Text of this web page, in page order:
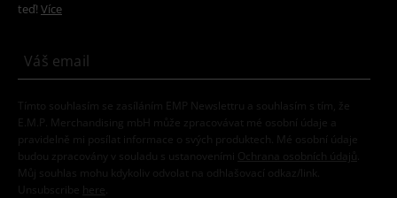
teď! Více
Tímto souhlasím se zasíláním EMP Newslettru a souhlasím s tím, že
E.M.P. Merchandising mbH může zpracovávat mé osobní údaje a
pravidelně mi posílat informace o svých produktech. Mé osobní údaje
budou zpracovány v souladu s ustanoveními
Ochrana osobních údajů
Můj souhlas mohu kdykoliv odvolat na odhlašovací odkaz/link.
Unsubscribe here